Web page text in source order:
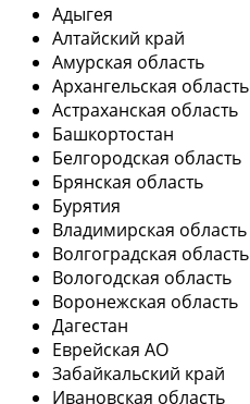
Адыгея
Алтайский край
Амурская область
Архангельская область
Астраханская область
Башкортостан
Белгородская область
Брянская область
Бурятия
Владимирская область
Волгоградская область
Вологодская область
Воронежская область
Дагестан
Еврейская АО
Забайкальский край
Ивановская область